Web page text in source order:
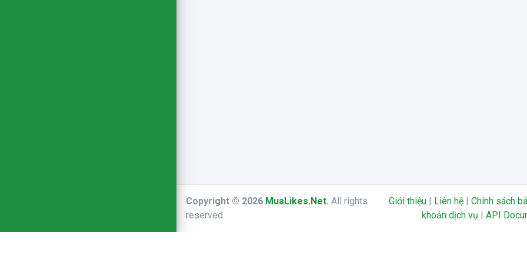
Copyright © 2026 MuaLikes.Net. All rights
reserved.
Giới thiệu | Liên hệ |Chính sách
khoản dịch vụ | API